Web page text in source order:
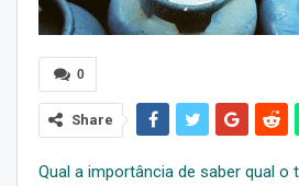
0
Share
Qual a importância de saber qual o